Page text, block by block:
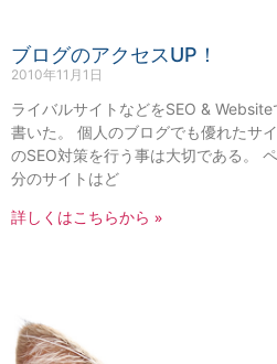
ブログのアクセスUP！
2010年11月1日
ライバルサイトなどをSEO &
書いた。 個人のブログでも優れたサ
のSEO対策を行う事は大切である。
分のサイトはど
詳しくはこちらから »